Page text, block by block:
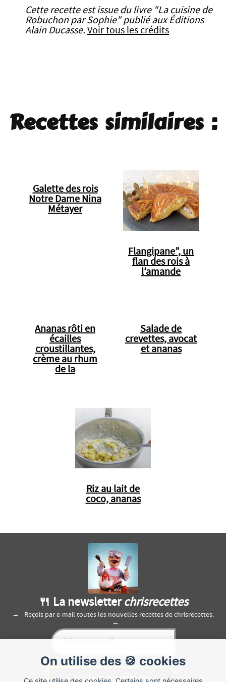
Cette recette est issue du livre "La cuisine de
Robuchon par Sophie" publié aux Éditions
Alain Ducasse. Voir tous les crédits
Recettes similaires :
Galette des rois
Notre Dame Nina
Métayer
Flangipane”, un
flan des rois à
l’amande
Ananas rôti en
écailles
croustillantes,
crème au rhum
de la
Salade de
crevettes, avocat
et ananas
Riz au lait de
coco, ananas
On utilise des 🍪 cookies
🍴 La newsletter chrisrecettes
Reçois par e-mail toutes les nouvelles recettes de chrisrecettes.